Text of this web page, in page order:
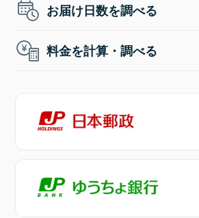
お届け日数を調べる
料金を計算・調べる